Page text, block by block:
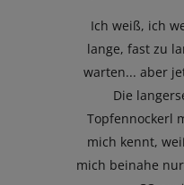
Ich weiß, ich
lange, fast zu
warten... aber
Die
Topfennockerl
mich kennt,
mich beinahe